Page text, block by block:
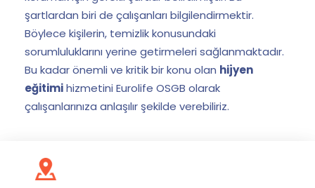
şartlardan biri de çalışanları bilgilendirmektir.
Böylece kişilerin, temizlik konusundaki
sorumluluklarını yerine getirmeleri sağlanmaktadır.
Bu kadar önemli ve kritik bir konu olan hijyen
eğitimihizmetini Eurolife OSGB olarak
çalışanlarınıza anlaşılır şekilde verebiliriz.